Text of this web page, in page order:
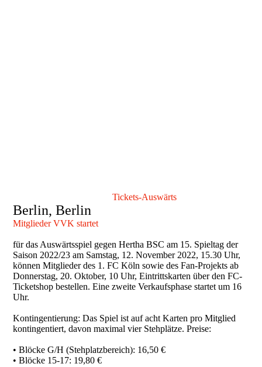
Tickets-Auswärts
Berlin, Berlin
Mitglieder VVK startet
für das Auswärtsspiel gegen Hertha BSC am 15. Spieltag der
Saison 2022/23 am Samstag, 12. November 2022, 15.30 Uhr,
können Mitglieder des 1. FC Köln sowie des Fan-Projekts ab
Donnerstag, 20. Oktober, 10 Uhr, Eintrittskarten über den FC-
Ticketshop bestellen. Eine zweite Verkaufsphase startet um 16
Uhr.
Kontingentierung: Das Spiel ist auf acht Karten pro Mitglied
kontingentiert, davon maximal vier Stehplätze. Preise:
• Blöcke G/H (Stehplatzbereich): 16,50 €
• Blöcke 15-17: 19,80 €